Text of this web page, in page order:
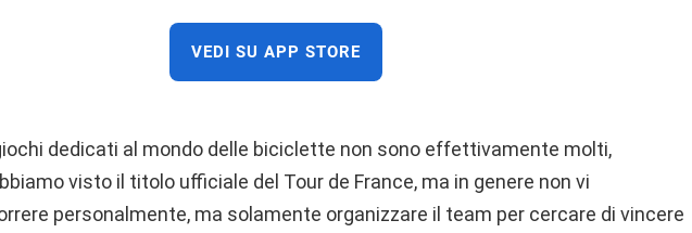
VEDI SU APP STORE
dedicati al mondo delle biciclette non sono effettivamente molti,
visto il titolo ufficiale del Tour de France, ma in genere non vi
personalmente, ma solamente organizzare il team per cercare di vincere